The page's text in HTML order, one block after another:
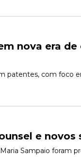
nova era de
patentes, com
e novos
Sampaio foram